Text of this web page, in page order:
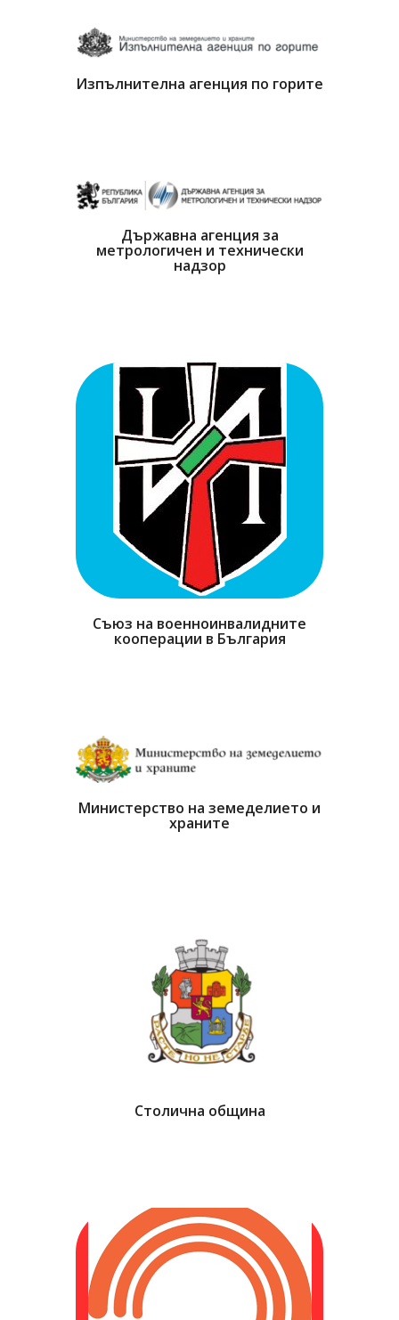
Изпълнителна агенция по горите
Държавна агенция за
метрологичен и технически
надзор
Съюз на военноинвалидните
кооперации в България
Министерство на земеделието и
храните
Столична община